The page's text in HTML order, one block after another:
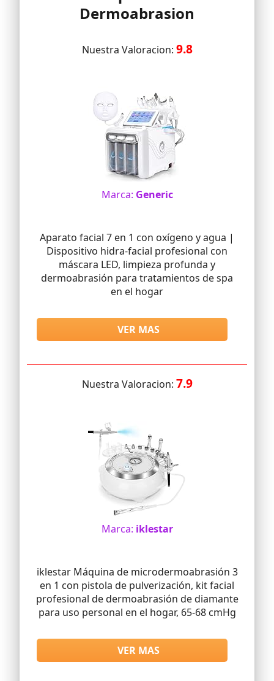
apuntar al globo ocular. 7. Genitales.
devolución de 30 días. ¡Obtén este
una solución satisfactoria. ¡Muchas
gracias!
Dermoabrasion
Nuestra Valoracion: 9.8
Marca: Generic
Aparato facial 7 en 1 con oxígeno y agua |
Dispositivo hidra-facial profesional con
máscara LED, limpieza profunda y
dermoabrasión para tratamientos de spa
en el hogar
VER MAS
Nuestra Valoracion: 7.9
Marca: iklestar
iklestar Máquina de microdermoabrasión 3
en 1 con pistola de pulverización, kit facial
profesional de dermoabrasión de diamante
para uso personal en el hogar, 65-68 cmHg
VER MAS